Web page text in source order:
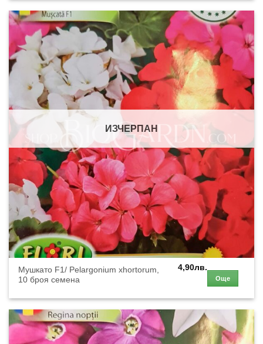
ИЗЧЕРПАН
Мушкато F1/ Pelargonium xhortorum,
10 броя семена
4,90лв.
Още